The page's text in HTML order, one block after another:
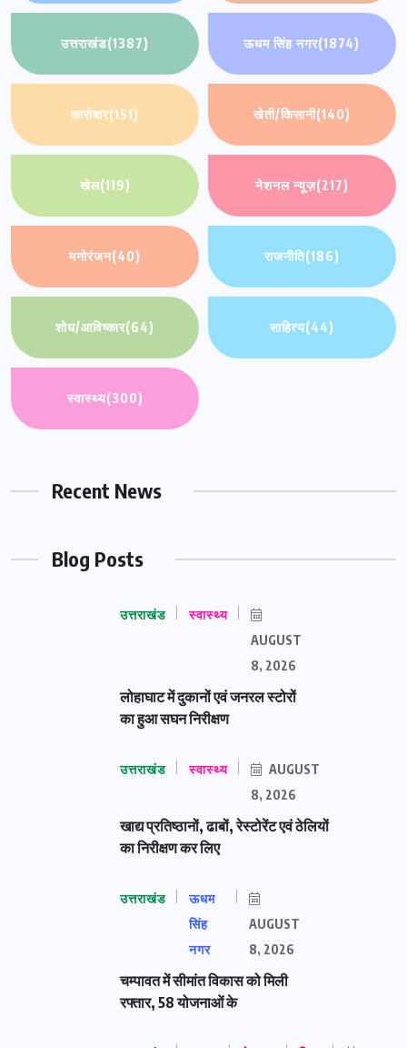
उत्तराखंड(1387) ऊधम सिंह नगर(1874)
कारोबार(151) खेती/किसानी(140)
खेल(119) नेशनल न्यूज़(217)
मनोरंजन(40) राजनीति(186)
शोध/आविष्कार(64) साहित्य(44)
स्वास्थ्य(300)
Recent News
Blog Posts
उत्तराखंड स्वास्थ्य
AUGUST
8, 2026
लोहाघाट में दुकानों एवं जनरल स्टोरों
का हुआ सघन निरीक्षण
उत्तराखंड स्वास्थ्य
AUGUST
8, 2026
खाद्य प्रतिष्ठानों, ढाबों, रेस्टोरेंट एवं ठेलियों
का निरीक्षण कर लिए
उत्तराखंड
ऊधम
सिंह
नगर
AUGUST
8, 2026
चम्पावत में सीमांत विकास को मिली
रफ्तार, 58 योजनाओं के